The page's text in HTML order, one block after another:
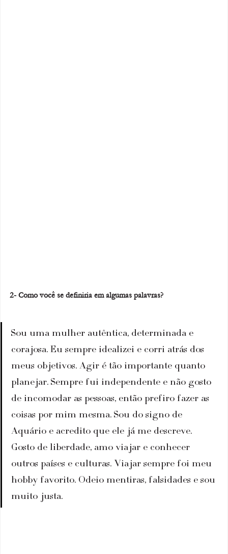
2- Como você se definiria em algumas palavras?
Sou uma mulher autêntica, determinada e
corajosa. Eu sempre idealizei e corri atrás dos
meus objetivos. Agir é tão importante quanto
planejar. Sempre fui independente e não gosto
de incomodar as pessoas, então prefiro fazer as
coisas por mim mesma. Sou do signo de
Aquário e acredito que ele já me descreve.
Gosto de liberdade, amo viajar e conhecer
outros países e culturas. Viajar sempre foi meu
hobby favorito. Odeio mentiras, falsidades e sou
muito justa.